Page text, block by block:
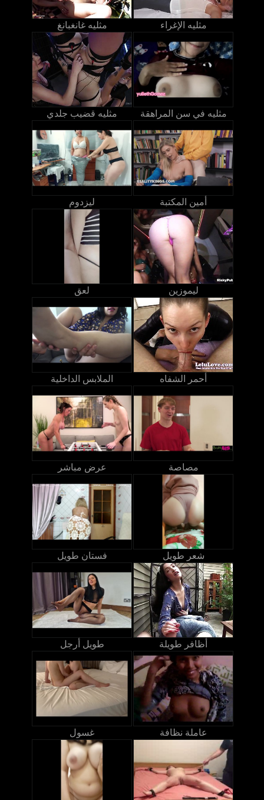
مثليه غانغبانغ مثليه الإغراء
مثليه قضيب جلدي مثليه في سن المراهقة
ليزدوم أمين المكتبة
لعق ليموزين
الملابس الداخلية أحمر الشفاه
عرض مباشر مصاصة
فستان طويل شعر طويل
طويل أرجل أظافر طويلة
غسول عاملة نظافة